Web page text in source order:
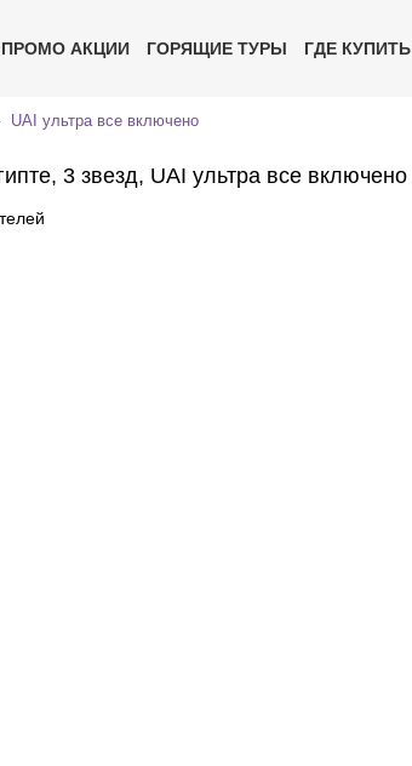
ПРОМО АКЦИИ ГОРЯЩИЕ ТУРЫ ГДЕ КУПИТЬ
UAI ультра все включено
3 звезд, UAI ультра все включено